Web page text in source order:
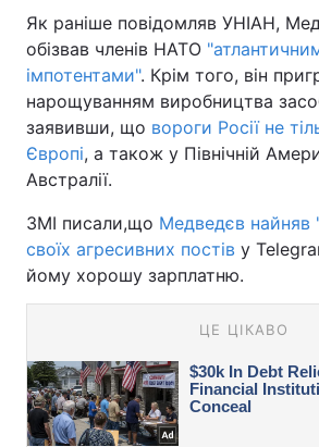
Як раніше повідомляв УНІАН,
обізвав членів НАТО
імпотентами". Крім того, він
нарощуванням виробництва
заявивши, що вороги Росії не
Європі, а також у Північній
Австралії.
ЗМІ писали,що Медведєв найняв
своїх агресивних постів у
йому хорошу зарплатню.